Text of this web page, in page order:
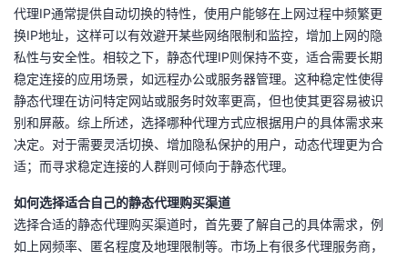
藏
代理IP通常提供自动切换的特性，使用户能够在上网过程中频繁更
换IP地址，这样可以有效避开某些网络限制和监控，增加上网的隐
私性与安全性。相较之下，静态代理IP则保持不变，适合需要长期
稳定连接的应用场景，如远程办公或服务器管理。这种稳定性使得
静态代理在访问特定网站或服务时效率更高，但也使其更容易被识
别和屏蔽。综上所述，选择哪种代理方式应根据用户的具体需求来
决定。对于需要灵活切换、增加隐私保护的用户，动态代理更为合
适；而寻求稳定连接的人群则可倾向于静态代理。
如何选择适合自己的静态代理购买渠道
选择合适的静态代理购买渠道时，首先要了解自己的具体需求，例
如上网频率、匿名程度及地理限制等。市场上有很多代理服务商，